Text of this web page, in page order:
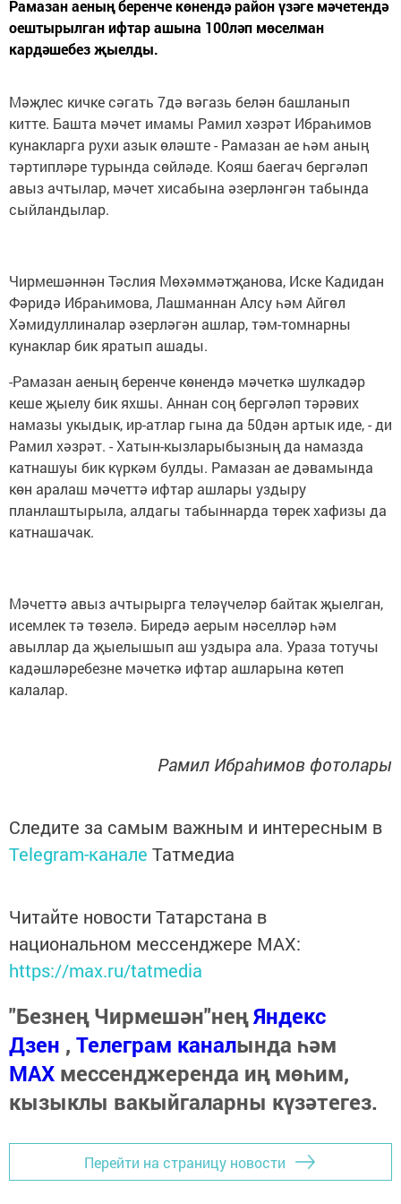
Рамазан аеның беренче көнендә район үзәге мәчетендә
оештырылган ифтар ашына 100ләп мөселман
кардәшебез җыелды.
Мәҗлес кичке сәгать 7дә вәгазь белән башланып
китте. Башта мәчет имамы Рамил хәзрәт Ибраһимов
кунакларга рухи азык өләште - Рамазан ае һәм аның
тәртипләре турында сөйләде. Кояш баегач бергәләп
авыз ачтылар, мәчет хисабына әзерләнгән табында
сыйландылар.
Чирмешәннән Тәслия Мөхәммәтҗанова, Иске Кадидан
Фәридә Ибраһимова, Лашманнан Алсу һәм Айгөл
Хәмидуллиналар әзерләгән ашлар, тәм-томнарны
кунаклар бик яратып ашады.
-Рамазан аеның беренче көнендә мәчеткә шулкадәр
кеше җыелу бик яхшы. Аннан соң бергәләп тәрәвих
намазы укыдык, ир-атлар гына да 50дән артык иде, - ди
Рамил хәзрәт. - Хатын-кызларыбызның да намазда
катнашуы бик күркәм булды. Рамазан ае дәвамында
көн аралаш мәчеттә ифтар ашлары уздыру
планлаштырыла, алдагы табыннарда төрек хафизы да
катнашачак.
Мәчеттә авыз ачтырырга теләүчеләр байтак җыелган,
исемлек тә төзелә. Биредә аерым нәселләр һәм
авыллар да җыелышып аш уздыра ала. Ураза тотучы
кадәшләребезне мәчеткә ифтар ашларына көтеп
калалар.
Рамил Ибраһимов фотолары
Следите за самым важным и интересным в
Telegram-канале Татмедиа
Читайте новости Татарстана в
национальном мессенджере MАХ:
https://max.ru/tatmedia
"Безнең Чирмешән"неңЯндекс
Дзен , Телеграм каналында һәм
МАХ мессенджеренда иң мөһим,
кызыклы вакыйгаларны күзәтегез.
Перейти на страницу новости